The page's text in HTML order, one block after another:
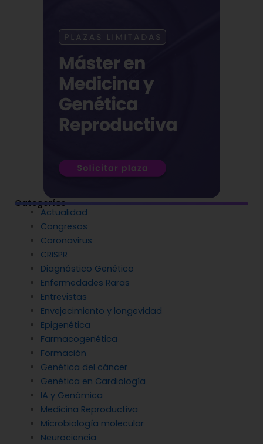
Categorías
Actualidad
Congresos
Coronavirus
CRISPR
Diagnóstico Genético
Enfermedades Raras
Entrevistas
Envejecimiento y longevidad
Epigenética
Farmacogenética
Formación
Genética del cáncer
Genética en Cardiología
IA y Genómica
Medicina Reproductiva
Microbiología molecular
Neurociencia